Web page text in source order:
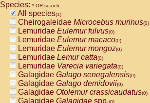
Species: * OR search
All species(1)
Cheirogaleidae Microcebus murinus(0)
Lemuridae Eulemur fulvus(0)
Lemuridae Eulemur macaco(0)
Lemuridae Eulemur mongoz(0)
Lemuridae Lemur catta(0)
Lemuridae Varecia variegata(0)
Galagidae Galago senegalensis(0)
Galagidae Galago demidovii(0)
Galagidae Otolemur crassicaudatus(0)
Galagidae Galagidae spp.(0)